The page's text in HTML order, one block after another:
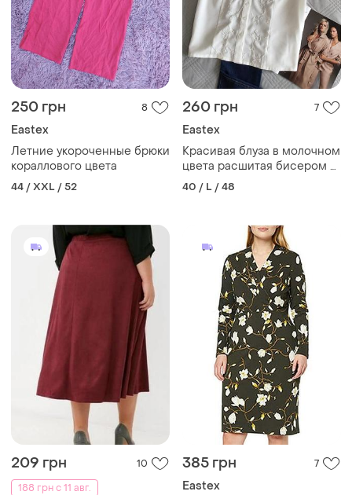
250 грн 8
Eastex
Летние укороченные брюки
кораллового цвета
44 / XXL / 52
260 грн 7
Eastex
Красивая блуза в молочном
цвета расшитая бисером и
вышивкой в размере 12
40 / L / 48
209 грн
10
188 грн с 11 авг.
385 грн 7
Eastex